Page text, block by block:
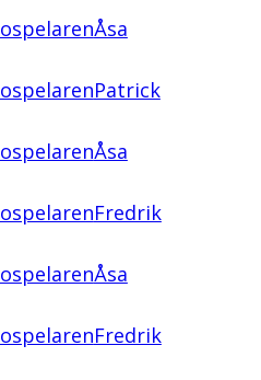
Åsa
Patrick
Åsa
Fredrik
Åsa
Fredrik